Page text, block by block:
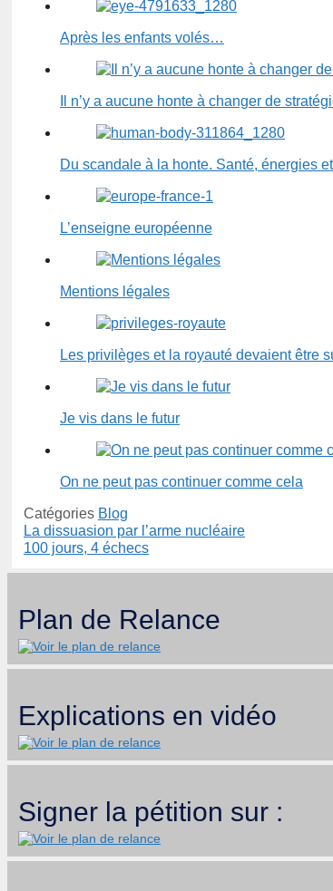
Après les enfants volés…
Il n’y a aucune honte à changer de
Du scandale à la honte. Santé, énergies
L’enseigne européenne
Mentions légales
Les privilèges et la royauté devaient être
Je vis dans le futur
On ne peut pas continuer comme cela
Catégories Blog
La dissuasion par l’arme nucléaire
100 jours, 4 échecs
Plan de Relance
Explications en vidéo
Signer la pétition sur :